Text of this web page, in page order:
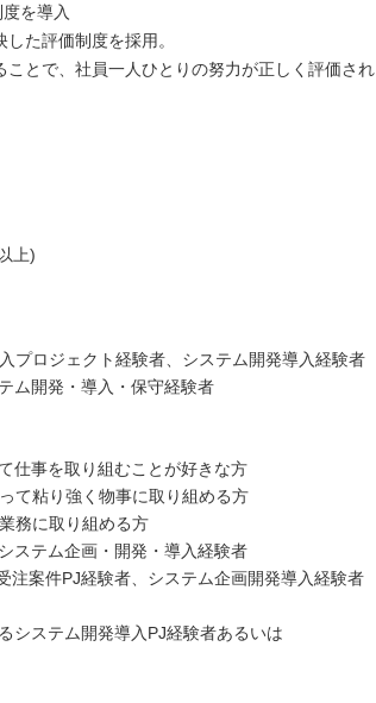
を導入
た評価制度を採用。
とで、社員一人ひとりの努力が正しく評価され
上)
プロジェクト経験者、システム開発導入経験者
ム開発・導入・保守経験者
仕事を取り組むことが好きな方
て粘り強く物事に取り組める方
務に取り組める方
ステム企画・開発・導入経験者
注案件PJ経験者、システム企画開発導入経験者
システム開発導入PJ経験者あるいは